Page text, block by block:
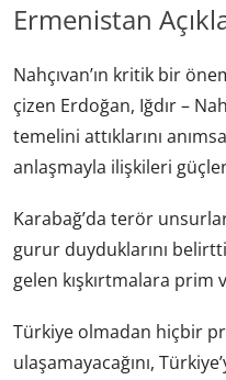
Ermenistan
Nahçıvan’ın kritik bir
çizen Erdoğan, Iğdır –
temelini attıklarını
anlaşmayla ilişkileri
Karabağ’da terör
gurur duyduklarını
gelen kışkırtmalara
Türkiye olmadan hiçbir
ulaşamayacağını,